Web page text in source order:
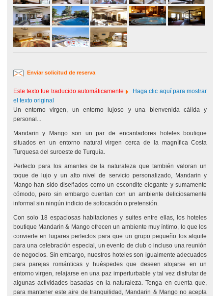
Enviar solicitud de reserva
Este texto fue traducido automáticamente
Haga clic aquí para mostrar
el texto original
Un entorno virgen, un entorno lujoso y una bienvenida cálida y
personal...
Mandarin y Mango son un par de encantadores hoteles boutique
situados en un entorno natural virgen cerca de la magnífica Costa
Turquesa del suroeste de Turquía.
Perfecto para los amantes de la naturaleza que también valoran un
toque de lujo y un alto nivel de servicio personalizado, Mandarin y
Mango han sido diseñados como un escondite elegante y sumamente
cómodo, pero sin embargo cuentan con un ambiente deliciosamente
informal sin ningún indicio de sofocación o pretensión.
Con solo 18 espaciosas habitaciones y suites entre ellas, los hoteles
boutique Mandarin & Mango ofrecen un ambiente muy íntimo, lo que los
convierte en lugares perfectos para que un grupo pequeño los alquile
para una celebración especial, un evento de club o incluso una reunión
de negocios. Sin embargo, nuestros hoteles son igualmente adecuados
para parejas románticas y huéspedes que deseen alojarse en un
entorno virgen, relajarse en una paz imperturbable y tal vez disfrutar de
algunas actividades basadas en la naturaleza. Tenga en cuenta que,
para mantener este aire de tranquilidad, Mandarin & Mango no acepta